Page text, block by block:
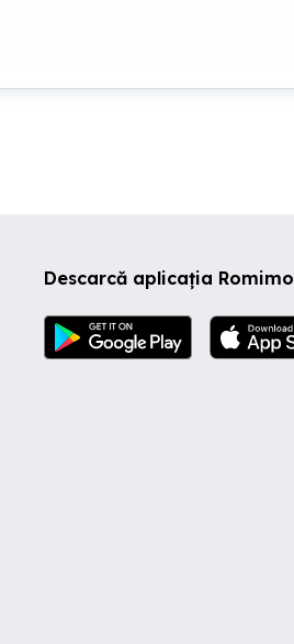
Descarcă aplicația Romimo